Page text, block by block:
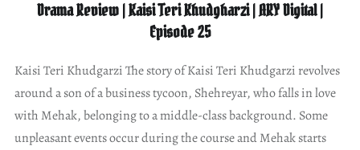
Drama Review | Kaisi Teri Khudgharzi | ARY Digital |
Episode 25
Kaisi Teri Khudgarzi The story of Kaisi Teri Khudgarzi revolves
around a son of a business tycoon, Shehreyar, who falls in love
with Mehak, belonging to a middle-class background. Some
unpleasant events occur during the course and Mehak starts